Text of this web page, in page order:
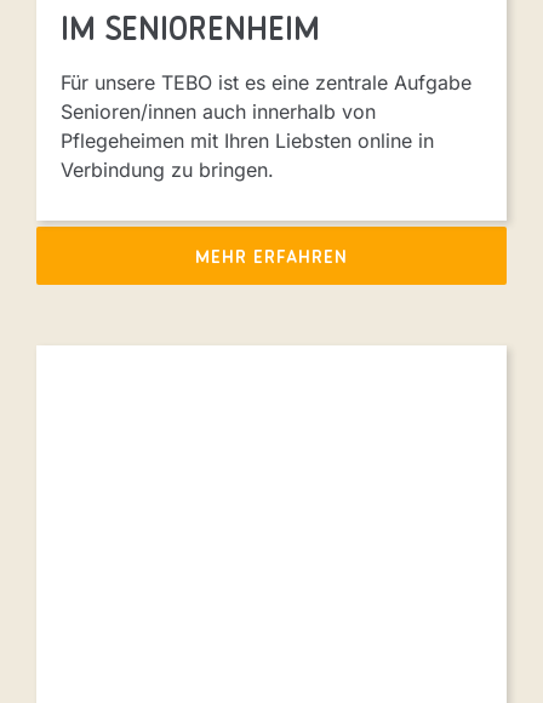
im Senioren­heim
Für unsere TEBO ist es eine zentrale Aufgabe
Senioren/innen auch innerhalb von
Pflegeheimen mit Ihren Liebsten online in
Verbindung zu bringen.
MEHR ERFAHREN